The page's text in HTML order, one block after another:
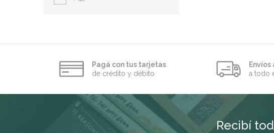
Pagá con tus tarjetas
de crédito y débito
Envíos
a todo
Recibí